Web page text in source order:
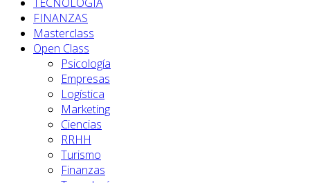
FINANZAS
Masterclass
Open Class
Psicología
Empresas
Logística
Marketing
Ciencias
RRHH
Turismo
Finanzas